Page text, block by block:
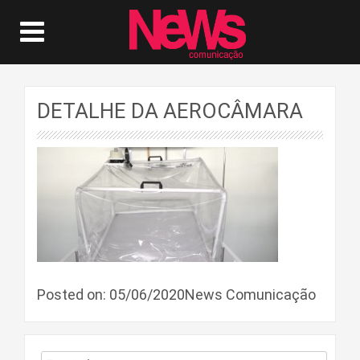
DETALHE DA AEROCÂMARA
Posted on: 05/06/2020News Comunicação